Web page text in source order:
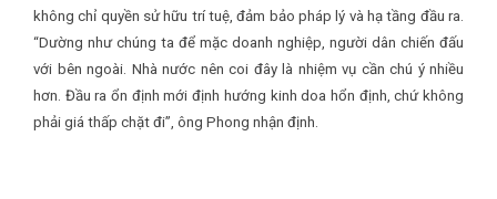
không chỉ quyền sử hữu trí tuệ, đảm bảo pháp lý và hạ tầng đầu ra.
“Dường như chúng ta để mặc doanh nghiệp, người dân chiến đấu
với bên ngoài. Nhà nước nên coi đây là nhiệm vụ cần chú ý nhiều
hơn. Đầu ra ổn định mới định hướng kinh doa hổn định, chứ không
phải giá thấp chặt đi”, ông Phong nhận định.